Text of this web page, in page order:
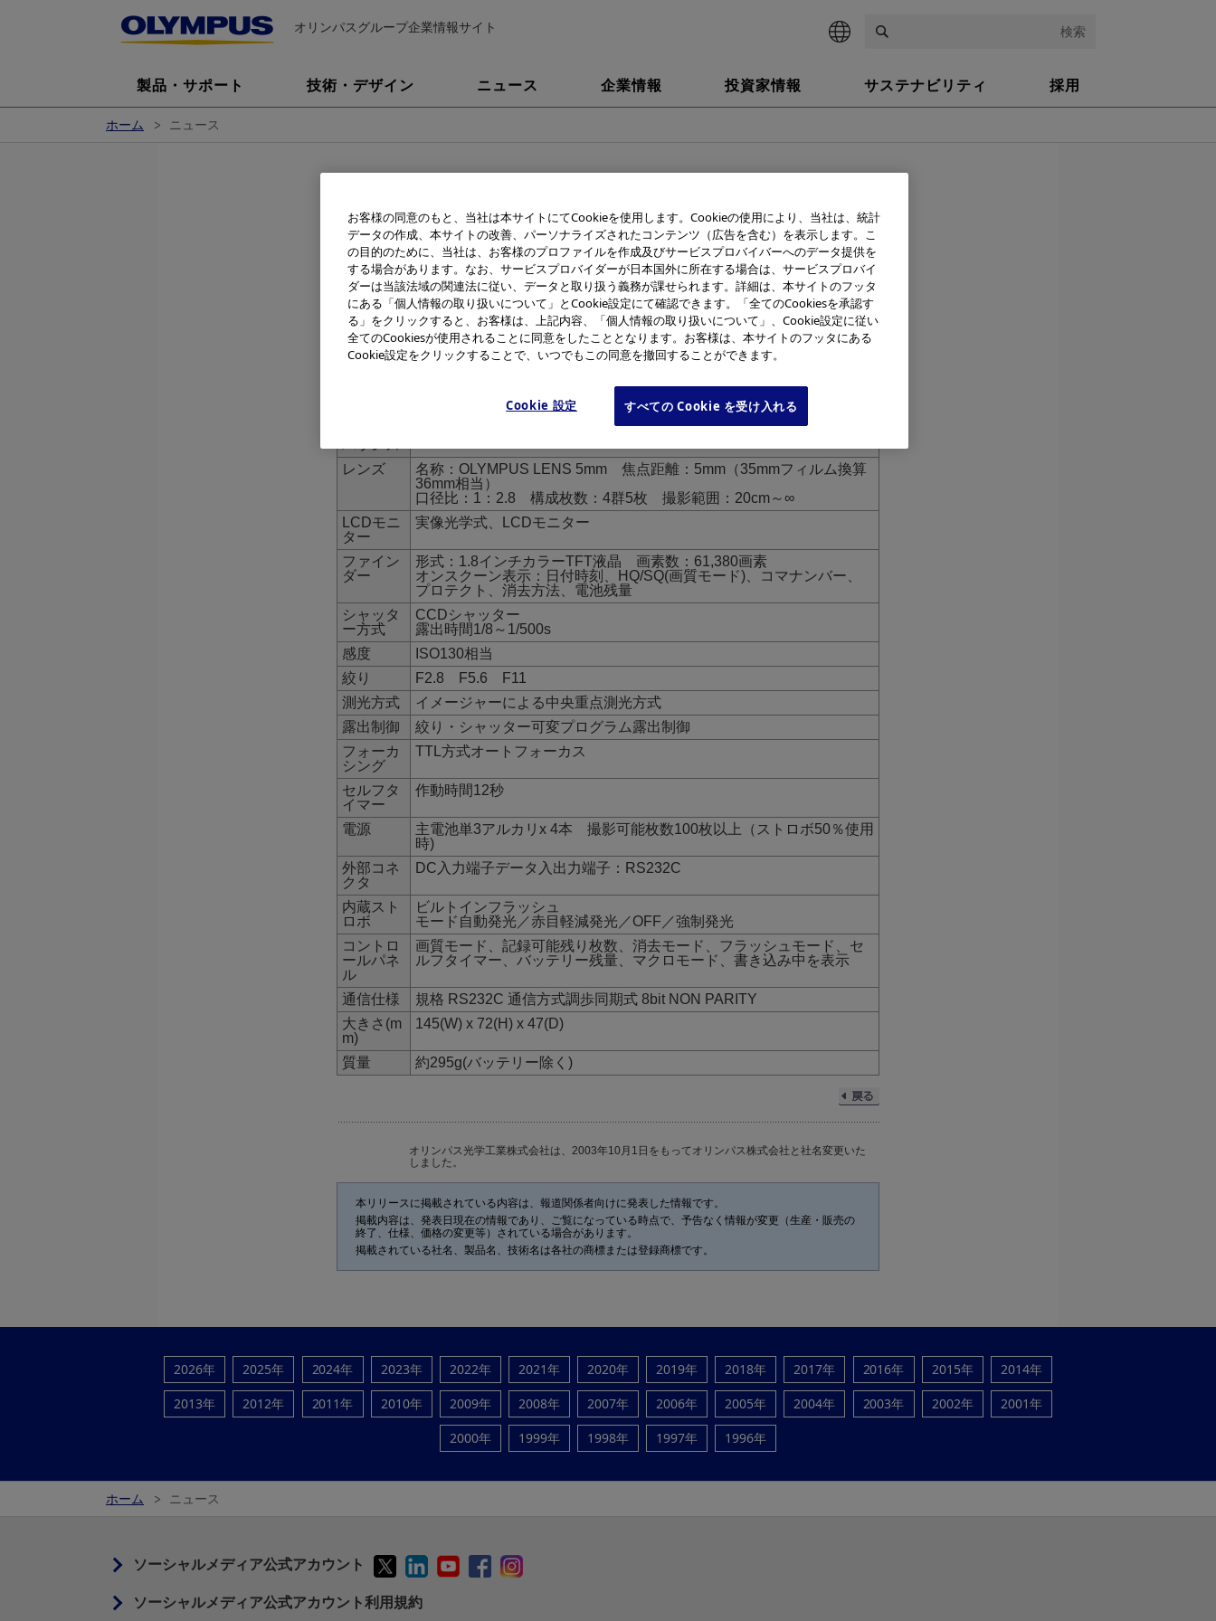
オリンパスグループ企業情報サイト 検索
製品・サポート 技術・デザイン ニュース 企業情報 投資家情報 サステナビリティ 採用
ホーム ニュース
「CAMEDIA C-410L」
主な仕様
形式
デジタルカメラ(記録・再生型)1.8インチカラー液晶ディスプレー内蔵
記録媒体
内蔵フラッシュメモリ－3MB
記録コマ
数
30枚（高画質モード)
120枚（標準画質モード)
JPEGベースライン
約35万画素プログレッシブ1/3インチCCD
(有効約33万画素)
レンズ
名称：OLYMPUS LENS 5mm 焦点距離：5mm（35mmフィルム換算
36mm相当）
口径比：1：2.8 構成枚数：4群5枚 撮影範囲：20cm～∞
LCDモニ
ター
実像光学式、LCDモニター
ファイン
ダー
形式：1.8インチカラーTFT液晶 画素数：61,380画素
オンスクーン表示：日付時刻、HQ/SQ(画質モード)、コマナンバー、
プロテクト、消去方法、電池残量
シャッタ
ー方式
CCDシャッター
露出時間1/8～1/500s
感度
ISO130相当
絞り
F2.8 F5.6 F11
測光方式
イメージャーによる中央重点測光方式
露出制御
絞り・シャッター可変プログラム露出制御
フォーカ
シング
TTL方式オートフォーカス
セルフタ
イマー
作動時間12秒
電源
主電池単3アルカリx 4本 撮影可能枚数100枚以上（ストロボ50％使用
時)
外部コネ
クタ
DC入力端子データ入出力端子：RS232C
内蔵スト
ロボ
ビルトインフラッシュ
モード自動発光／赤目軽減発光／OFF／強制発光
コントロ
ールパネ
ル
画質モード、記録可能残り枚数、消去モード、フラッシュモード、セ
ルフタイマー、バッテリー残量、マクロモード、書き込み中を表示
通信仕様
規格 RS232C 通信方式調歩同期式 8bit NON PARITY
大きさ(m
m)
145(W) x 72(H) x 47(D)
質量 約295g(バッテリー除く)
オリンパス光学工業株式会社は、2003年10月1日をもってオリンパス株式会社と社名変更いた
しました。
本リリースに掲載されている内容は、報道関係者向けに発表した情報です。
掲載内容は、発表日現在の情報であり、ご覧になっている時点で、予告なく情報が変更（生産・販売の
終了、仕様、価格の変更等）されている場合があります。
掲載されている社名、製品名、技術名は各社の商標または登録商標です。
2026年 2025年 2024年 2023年 2022年 2021年 2020年 2019年 2018年 2017年 2016年 2015年
2014年
2013年
2012年 2011年 2010年 2009年 2008年 2007年 2006年 2005年 2004年 2003年 2002年
2001年
2000年
1999年 1998年 1997年 1996年
ホーム ニュース
ソーシャルメディア公式アカウント
ソーシャルメディア公式アカウント利用規約
お客様の同意のもと、当社は本サイトにてCookieを使用します。Cookieの使用により、当社は、統計
データの作成、本サイトの改善、パーソナライズされたコンテンツ（広告を含む）を表示します。こ
の目的のために、当社は、お客様のプロファイルを作成及びサービスプロバイバーへのデータ提供を
する場合があります。なお、サービスプロバイダーが日本国外に所在する場合は、サービスプロバイ
ダーは当該法域の関連法に従い、データと取り扱う義務が課せられます。詳細は、本サイトのフッタ
にある「個人情報の取り扱いについて」とCookie設定にて確認できます。「全てのCookiesを承認す
る」をクリックすると、お客様は、上記内容、「個人情報の取り扱いについて」、Cookie設定に従い
全てのCookiesが使用されることに同意をしたこととなります。お客様は、本サイトのフッタにある
Cookie設定をクリックすることで、いつでもこの同意を撤回することができます。
Cookie 設定 すべての Cookie を受け入れる